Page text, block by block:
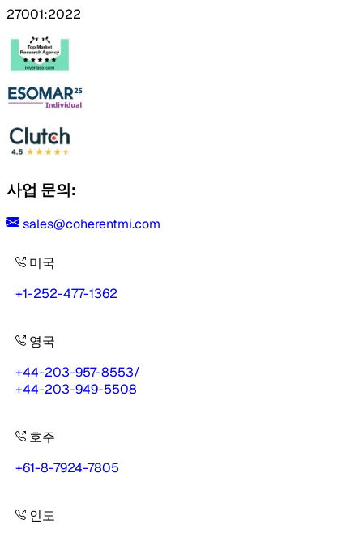
27001:2022
사업 문의:
sales@coherentmi.com
미국
+1-252-477-1362
영국
+44-203-957-8553/
+44-203-949-5508
호주
+61-8-7924-7805
인도